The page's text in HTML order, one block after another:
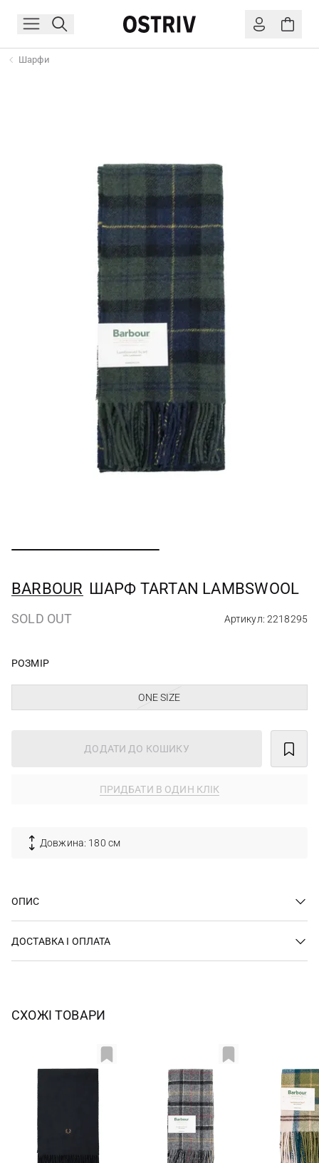
Шарфи
BARBOUR ШАРФ TARTAN LAMBSWOOL
SOLD OUT Артикул: 2218295
РОЗМІР
ONE SIZE
ДОДАТИ ДО КОШИКУ
ПРИДБАТИ В ОДИН КЛІК
Довжина: 180 см
ОПИС
ДОСТАВКА І ОПЛАТА
СХОЖІ ТОВАРИ